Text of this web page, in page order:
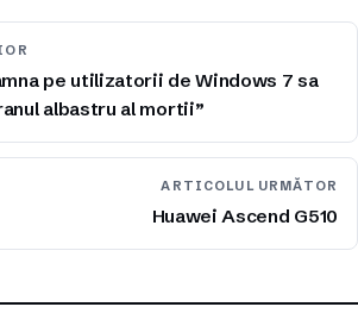
pe utilizatorii de Windows 7 sa
albastru al mortii”
ARTICOLUL URMĂTOR
Huawei Ascend G510